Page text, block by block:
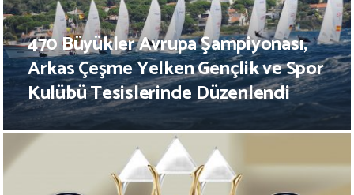
470 Büyükler Avrupa Şampiyonası,
Arkas Çeşme Yelken Gençlik ve Spor
Kulübü Tesislerinde Düzenlendi